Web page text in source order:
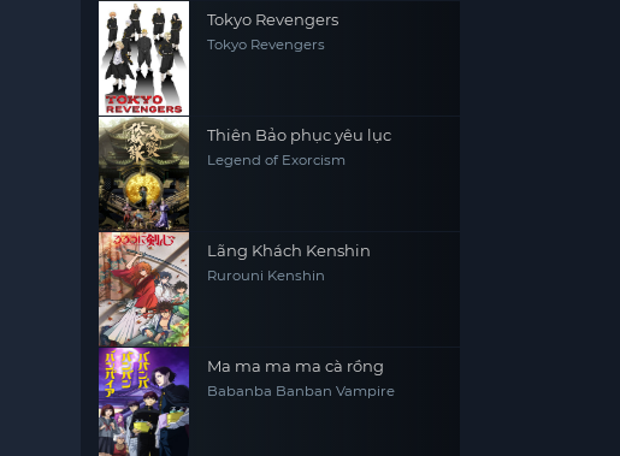
Tokyo Revengers
Tokyo Revengers
Thiên Bảo phục yêu lục
Legend of Exorcism
Lãng Khách Kenshin
Rurouni Kenshin
Ma ma ma ma cà rồng
Babanba Banban Vampire